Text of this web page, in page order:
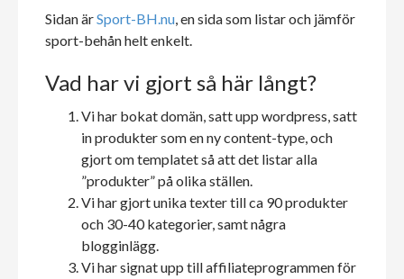
Sidan ärSport-BH.nu, en sida som listar och jämför
sport-behån helt enkelt.
Vad har vi gjort så här långt?
Vi har bokat domän, satt upp wordpress, satt
in produkter som en ny content-type, och
gjort om templatet så att det listar alla
”produkter” på olika ställen.
Vi har gjort unika texter till ca 90 produkter
och 30-40 kategorier, samt några
blogginlägg.
Vi har signat upp till affiliateprogrammen för